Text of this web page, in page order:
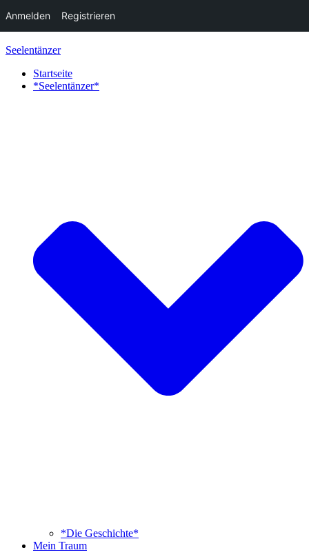
Anmelden Registrieren
Inhalt
springen
Seelentänzer
Startseite
*Seelentänzer*
*Die Geschichte*
Mein Traum